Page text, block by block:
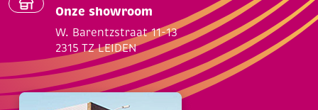
Onze showroom
W. Barentzstraat 11-13
2315 TZ LEIDEN